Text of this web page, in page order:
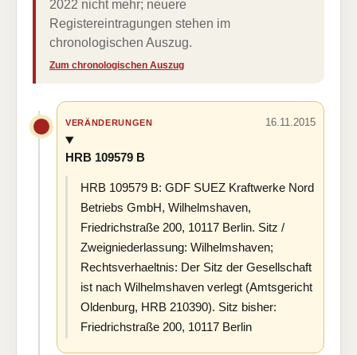
2022 nicht mehr; neuere
Registereintragungen stehen im
chronologischen Auszug.
Zum chronologischen Auszug
VERÄNDERUNGEN 16.11.2015
HRB 109579 B
HRB 109579 B: GDF SUEZ Kraftwerke Nord
Betriebs GmbH, Wilhelmshaven,
Friedrichstraße 200, 10117 Berlin. Sitz /
Zweigniederlassung: Wilhelmshaven;
Rechtsverhaeltnis: Der Sitz der Gesellschaft
ist nach Wilhelmshaven verlegt (Amtsgericht
Oldenburg, HRB 210390). Sitz bisher:
Friedrichstraße 200, 10117 Berlin